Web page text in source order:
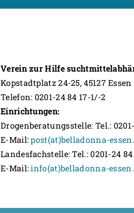
Verein zur Hilfe
Kopstadtplatz 24-25, 45127 Essen
Telefon: 0201-24 84 17-1/-2
Einrichtungen:
Drogenberatungsstelle: Tel.:
E-Mail:post(at)belladonna-
Landesfachstelle: Tel.: 0201-24 84
E-Mail:info(at)belladonna-